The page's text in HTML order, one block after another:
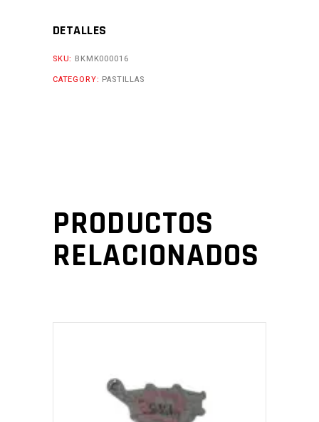
DETALLES
SKU: BKMK000016
CATEGORY: PASTILLAS
PRODUCTOS
RELACIONADOS